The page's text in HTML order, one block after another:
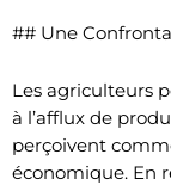
## Une
Les agriculteurs
à l’afflux de
perçoivent
économique. En